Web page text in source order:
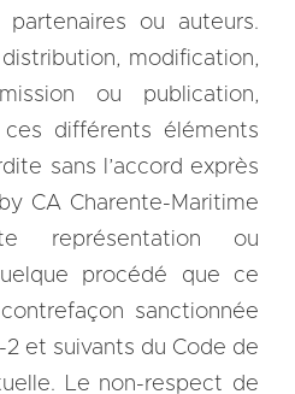
partenaires ou auteurs.
modification,
ou publication,
différents éléments
sans l’accord exprès
CA Charente-Maritime
représentation ou
procédé que ce
sanctionnée
et suivants du Code de
Le non-respect de